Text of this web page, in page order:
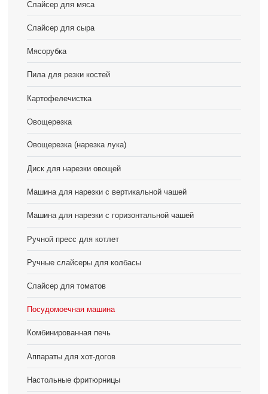
Слайсер для мяса
Слайсер для сыра
Мясорубка
Пила для резки костей
Картофелечистка
Овощерезка
Овощерезка (нарезка лука)
Диск для нарезки овощей
Машина для нарезки с вертикальной чашей
Машина для нарезки с горизонтальной чашей
Ручной пресс для котлет
Ручные слайсеры для колбасы
Слайсер для томатов
Посудомоечная машина
Комбинированная печь
Аппараты для хот-догов
Настольные фритюрницы